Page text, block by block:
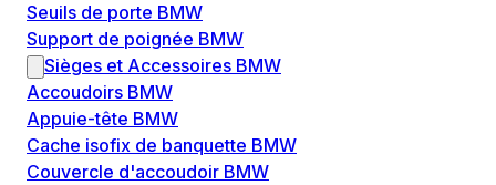
Seuils de porte BMW
Support de poignée BMW
Sièges et Accessoires BMW
Accoudoirs BMW
Appuie-tête BMW
Cache isofix de banquette BMW
Couvercle d'accoudoir BMW